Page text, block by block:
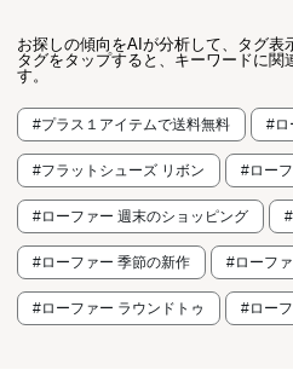
お探しの傾向をAIが分析して、タグ表
タグをタップすると、キーワードに関
す。
#プラス１アイテムで送料無料 #ロ
#フラットシューズ リボン #ロー
#ローファー 週末のショッピング
#ローファー 季節の新作 #ローフ
#ローファー ラウンドトゥ #ロー